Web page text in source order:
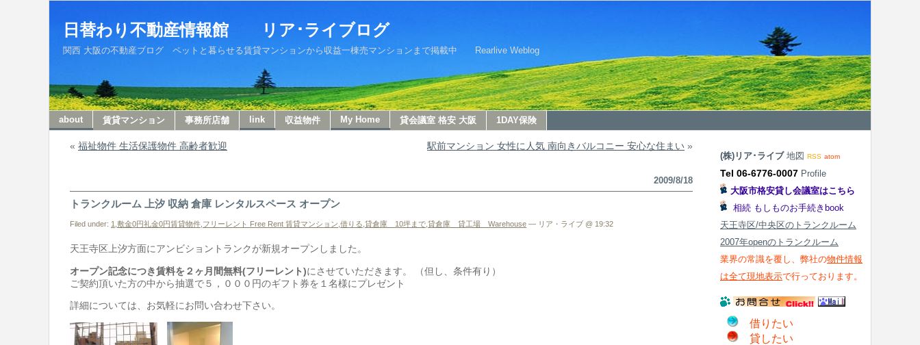
日替わり不動産情報館 リア･ライブログ
関西 大阪の不動産ブログ ペットと暮らせる賃貸マンションから収益一棟売マンションまで掲載中 Rearlive Weblog
about 賃貸マンション 事務所店舗 link 収益物件 My Home 貸会議室 格安 大阪 1DAY保険
« 福祉物件 生活保護物件 高齢者歓迎 駅前マンション 女性に人気 南向きバルコニー 安心な住まい »
2009/8/18
トランクルーム 上汐 収納 倉庫 レンタルスペース オープン
Filed under: 1,敷金0円礼金0円賃貸物件 フリーレント Free Rent 賃貸マンション 借りる 貸倉庫 10坪まで 貸倉庫 貸工場 Warehouse — リア・ライブ @ 19:32
天王寺区上汐方面にアンビショントランクが新規オープンしました。
オープン記念につき賃料を２ヶ月間無料(フリーレント)にさせていただきます。 （但し、条件有り）
ご契約頂いた方の中から抽選で５，０００円のギフト券を１名様にプレゼント
詳細については、お気軽にお問い合わせ下さい。
(株)リア･ライブ 地図 RSS atom
Tel 06-6776-0007 Profile
大阪市格安貸し会議室はこちら
相続 もしものお手続きbook
天王寺区/中央区のトランクルーム
2007年openのトランクルーム
業界の常識を覆し、弊社の物件情報
は全て現地表示で行っております。
借りたい
貸したい